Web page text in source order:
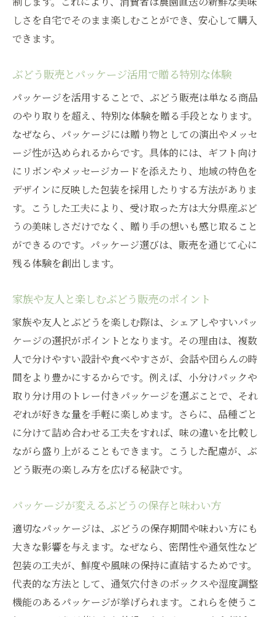
しさを自宅でそのまま楽しむことができ、安心して購入
できます。
ぶどう販売とパッケージ活用で贈る特別な体験
パッケージを活用することで、ぶどう販売は単なる商品
のやり取りを超え、特別な体験を贈る手段となります。
なぜなら、パッケージには贈り物としての演出やメッセ
ージ性が込められるからです。具体的には、ギフト向け
にリボンやメッセージカードを添えたり、地域の特色を
デザインに反映した包装を採用したりする方法がありま
す。こうした工夫により、受け取った方は大分県産ぶど
うの美味しさだけでなく、贈り手の想いも感じ取ること
ができるのです。パッケージ選びは、販売を通じて心に
残る体験を創出します。
家族や友人と楽しむぶどう販売のポイント
家族や友人とぶどうを楽しむ際は、シェアしやすいパッ
ケージの選択がポイントとなります。その理由は、複数
人で分けやすい設計や食べやすさが、会話や団らんの時
間をより豊かにするからです。例えば、小分けパックや
取り分け用のトレー付きパッケージを選ぶことで、それ
ぞれが好きな量を手軽に楽しめます。さらに、品種ごと
に分けて詰め合わせる工夫をすれば、味の違いを比較し
ながら盛り上がることもできます。こうした配慮が、ぶ
どう販売の楽しみ方を広げる秘訣です。
パッケージが変えるぶどうの保存と味わい方
適切なパッケージは、ぶどうの保存期間や味わい方にも
大きな影響を与えます。なぜなら、密閉性や通気性など
包装の工夫が、鮮度や風味の保持に直結するためです。
代表的な方法として、通気穴付きのボックスや湿度調整
機能のあるパッケージが挙げられます。これらを使うこ